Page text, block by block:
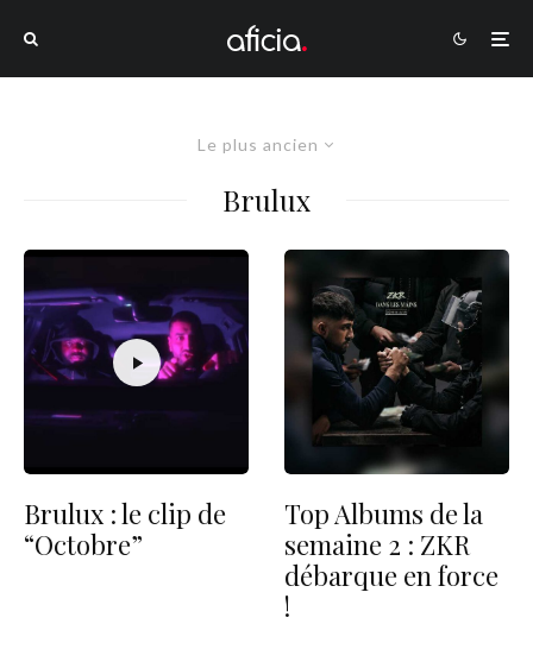
Le plus ancien
Brulux
Brulux : le clip de
“Octobre”
Top Albums de la
semaine 2 : ZKR
débarque en force
!